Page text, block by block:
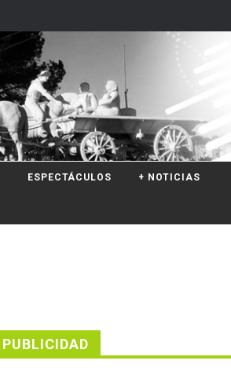
ESPECTÁCULOS + NOTICIAS
PUBLICIDAD